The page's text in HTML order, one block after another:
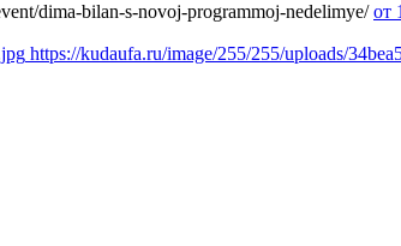
dima-bilan-s-novoj-programmoj-nedelimye/ от
https://kudaufa.ru/image/255/255/uploads/